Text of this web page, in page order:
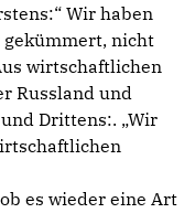
Wir haben
gekümmert, nicht
wirtschaftlichen
Russland und
Drittens:. „Wir
es wieder eine Art